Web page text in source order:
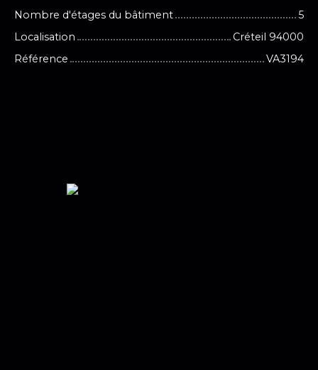
Nombre d'étages du bâtiment
5
Localisation
Créteil 94000
Référence
VA3194